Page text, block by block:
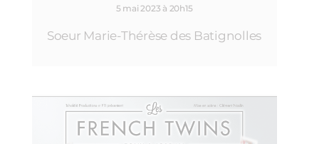
5 mai 2023 à 20h15
Soeur Marie-Thérèse des Batignolles